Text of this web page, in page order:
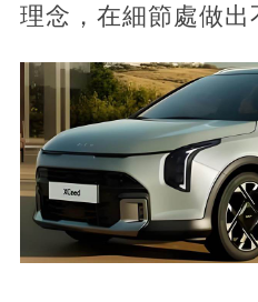
理念，在細節處做出